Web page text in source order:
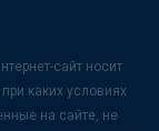
сайт носит
каких условиях
на сайте, не